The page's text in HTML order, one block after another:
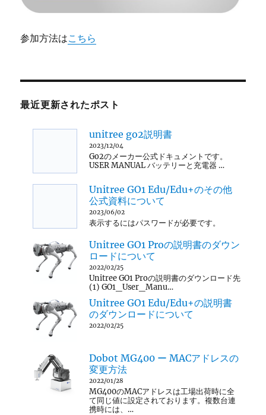
参加方法はこちら
最近更新されたポスト
unitree go2説明書
2023/12/04
Go2のメーカー公式ドキュメントです。
USER MANUAL バッテリーと充電器 …
Unitree GO1 Edu/Edu+のその他
公式資料について
2023/06/02
表示するにはパスワードが必要です。
Unitree GO1 Proの説明書のダウン
ロードについて
2022/02/25
Unitree GO1 Proの説明書のダウンロード先
(1) GO1_User_Manu…
Unitree GO1 Edu/Edu+の説明書
のダウンロードについて
2022/02/25
Dobot MG400 ー MACアドレスの
変更方法
2022/01/28
MG400のMACアドレスは工場出荷時に全
て同じ値に設定されております。複数台連
携時には、…